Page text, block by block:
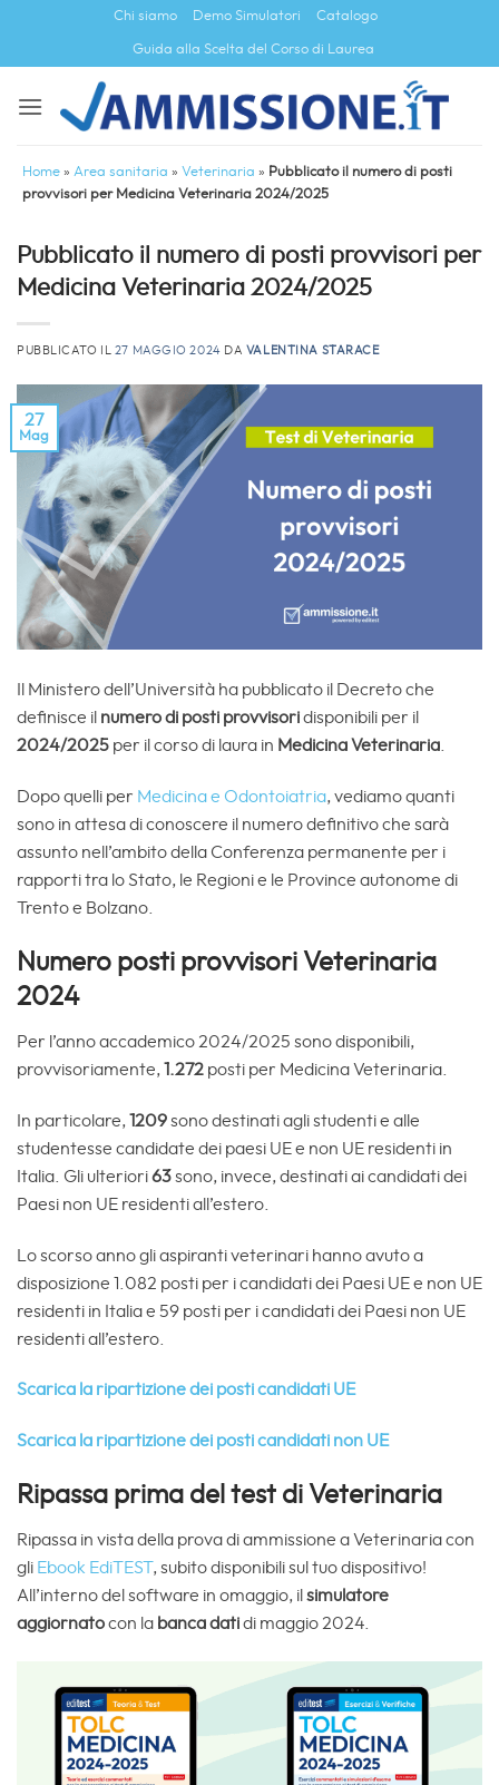
contenuti
Chi siamo Demo Simulatori Catalogo
Guida alla Scelta del Corso di Laurea
Home » Area sanitaria » Veterinaria » Pubblicato il numero di posti
provvisori per Medicina Veterinaria 2024/2025
Pubblicato il numero di posti provvisori per
Medicina Veterinaria 2024/2025
PUBBLICATO IL 27 MAGGIO 2024 DA VALENTINA STARACE
27
Mag
Il Ministero dell’Università ha pubblicato il Decreto che
definisce il numero di posti provvisoridisponibili per il
2024/2025 per il corso di laura in Medicina Veterinaria.
Dopo quelli per Medicina e Odontoiatria, vediamo quanti
sono in attesa di conoscere il numero definitivo che sarà
assunto nell’ambito della Conferenza permanente per i
rapporti tra lo Stato, le Regioni e le Province autonome di
Trento e Bolzano.
Numero posti provvisori Veterinaria
2024
Per l’anno accademico 2024/2025 sono disponibili,
provvisoriamente, 1.272 posti per Medicina Veterinaria.
In particolare, 1209sono destinati agli studenti e alle
studentesse candidate dei paesi UE e non UE residenti in
Italia. Gli ulteriori63sono, invece, destinati ai candidati dei
Paesi non UE residenti all’estero.
Lo scorso anno gli aspiranti veterinari hanno avuto a
disposizione 1.082 posti per i candidati dei Paesi UE e non UE
residenti in Italia e 59 posti per i candidati dei Paesi non UE
residenti all’estero.
Scarica la ripartizione dei posti candidati UE
Scarica la ripartizione dei posti candidati non UE
Ripassa prima del test di Veterinaria
Ripassa in vista della prova di ammissione a Veterinaria con
gli Ebook EdiTEST, subito disponibili sul tuo dispositivo!
All’interno del software in omaggio, il simulatore
aggiornatocon la banca datidi maggio 2024.